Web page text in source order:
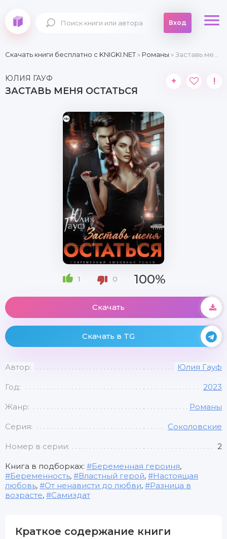
Вход
Скачать книги бесплатно c KNIGKI.NET» Романы » Заставь меня остаться
ЮЛИЯ ГАУФ
ЗАСТАВЬ МЕНЯ ОСТАТЬСЯ
+ !
1 0 100%
Скачать
Скачать в TG
Автор: Юлия Гауф
Год: 2023
Жанр: Романы
Серия: Соколовские
Номер в серии: 2
Книга в подборках: Беременная героиня,
Беременность, Властный герой,
Настоящая
любовь, От ненависти до любви,
Разница в
возрасте, Самиздат
Краткое содержание книги